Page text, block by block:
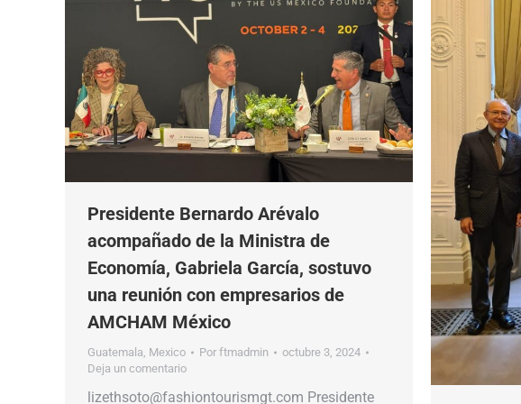
Presidente Bernardo Arévalo
acompañado de la Ministra de
Economía, Gabriela García, sostuvo
una reunión con empresarios de
AMCHAM México
Guatemala Mexico Por ftmadmin
octubre 3, 2024
Deja un comentario
lizethsoto@fashiontourismgt.com Presidente